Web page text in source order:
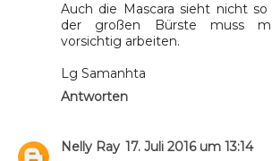
Auch die Mascara sieht nicht
der großen Bürste muss
vorsichtig arbeiten.
Lg Samanhta
Antworten
Nelly Ray 17. Juli 2016 um 13:14